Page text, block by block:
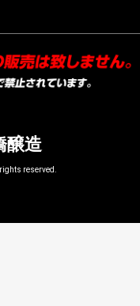
醸造
reserved.